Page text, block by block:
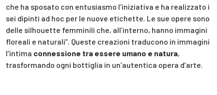
che ha sposato con entusiasmo l’iniziativa e ha realizzato i
sei dipinti ad hoc per le nuove etichette. Le sue opere sono
delle silhouette femminili che, all’interno, hanno immagini
floreali e naturali”. Queste creazioni traducono in immagini
l’intima connessione tra essere umano e natura,
trasformando ogni bottiglia in un’autentica opera d’arte.